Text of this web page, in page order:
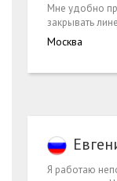
Мне удобно
закрывать
Москва
Я работаю